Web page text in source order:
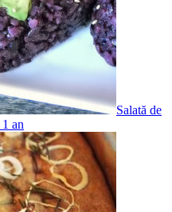
Salată de
1 an